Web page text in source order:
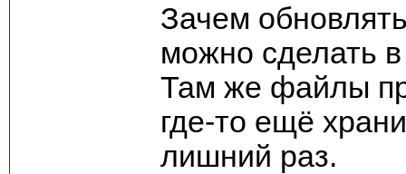
Зачем
можно сделать
Там же файлы
где-то ещё
лишний раз.